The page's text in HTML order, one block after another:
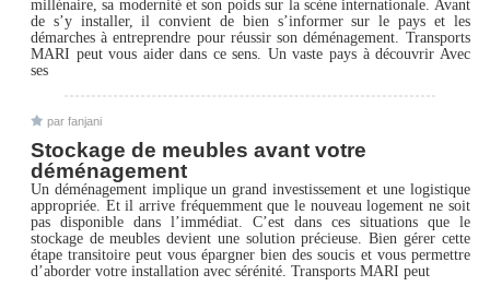
millénaire, sa modernité et son poids sur la scène internationale. Avant
de s’y installer, il convient de bien s’informer sur le pays et les
démarches à entreprendre pour réussir son déménagement. Transports
MARI peut vous aider dans ce sens. Un vaste pays à découvrir Avec
ses
par fanjani
Stockage de meubles avant votre
déménagement
Un déménagement implique un grand investissement et une logistique
appropriée. Et il arrive fréquemment que le nouveau logement ne soit
pas disponible dans l’immédiat. C’est dans ces situations que le
stockage de meubles devient une solution précieuse. Bien gérer cette
étape transitoire peut vous épargner bien des soucis et vous permettre
d’aborder votre installation avec sérénité. Transports MARI peut